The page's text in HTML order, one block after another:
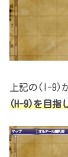
上記の(I-9)
(H-9)を目指